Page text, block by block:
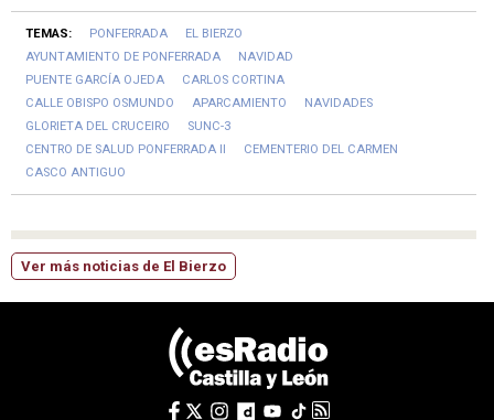
TEMAS: PONFERRADA
EL BIERZO
AYUNTAMIENTO DE PONFERRADA
NAVIDAD
PUENTE GARCÍA OJEDA
CARLOS CORTINA
CALLE OBISPO OSMUNDO
APARCAMIENTO
NAVIDADES
GLORIETA DEL CRUCEIRO
SUNC-3
CENTRO DE SALUD PONFERRADA II
CEMENTERIO DEL CARMEN
CASCO ANTIGUO
Ver más noticias de El Bierzo